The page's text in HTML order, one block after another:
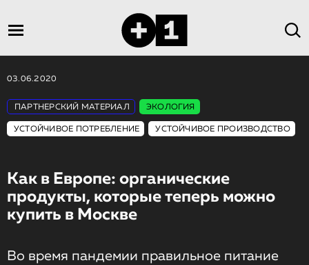
03.06.2020
ПАРТНЕРСКИЙ МАТЕРИАЛ ЭКОЛОГИЯ
УСТОЙЧИВОЕ ПОТРЕБЛЕНИЕ УСТОЙЧИВОЕ ПРОИЗВОДСТВО
Как в Европе: органические
продукты, которые теперь можно
купить в Москве
Во время пандемии правильное питание